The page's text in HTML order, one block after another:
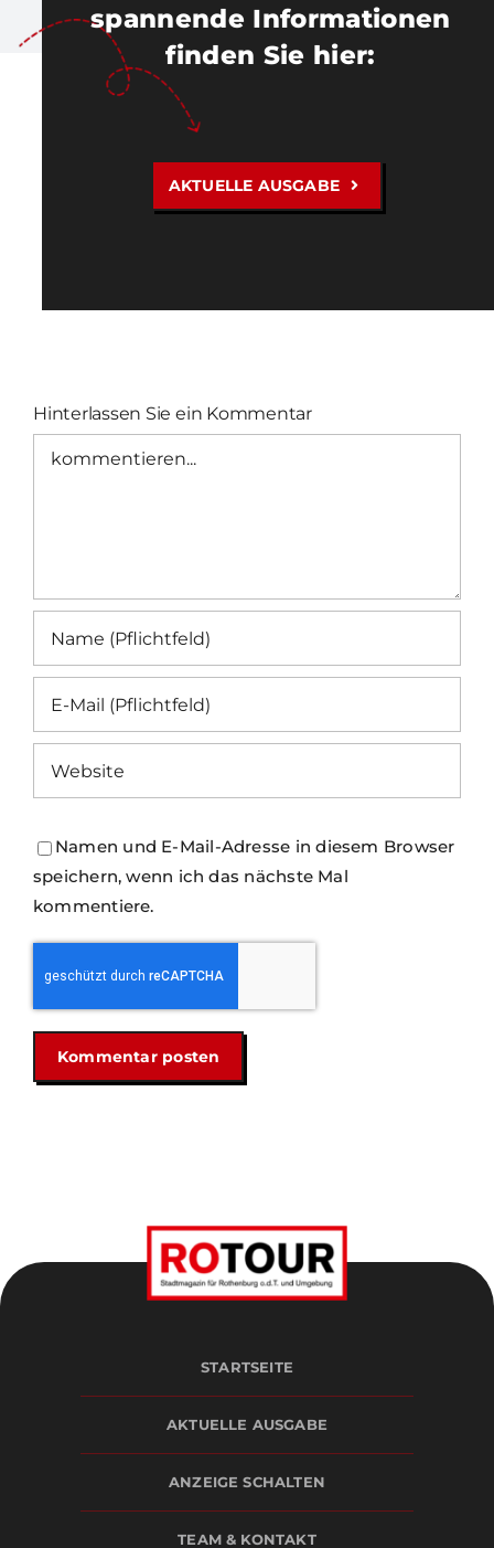
spannende Informationen
finden Sie hier:
AKTUELLE AUSGABE
Hinterlassen Sie ein Kommentar
Kommentar
Namen und E-Mail-Adresse in diesem Browser
speichern, wenn ich das nächste Mal
kommentiere.
STARTSEITE
AKTUELLE AUSGABE
ANZEIGE SCHALTEN
TEAM & KONTAKT